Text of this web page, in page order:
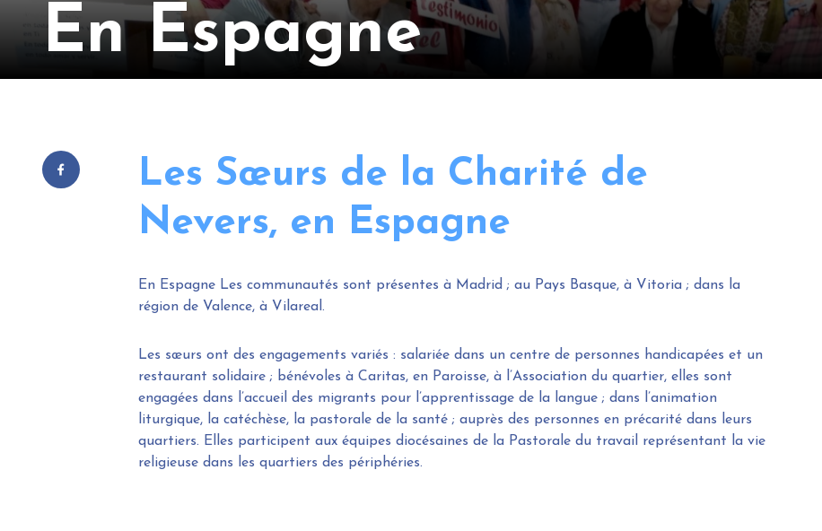
En Espagne
Les Sœurs de la Charité de
Nevers, en Espagne
En Espagne Les communautés sont présentes à Madrid ; au Pays Basque, à Vitoria ; dans la
région de Valence, à Vilareal.
Les sœurs ont des engagements variés : salariée dans un centre de personnes handicapées et un
restaurant solidaire ; bénévoles à Caritas, en Paroisse, à l’Association du quartier, elles sont
engagées dans l’accueil des migrants pour l’apprentissage de la langue ; dans l’animation
liturgique, la catéchèse, la pastorale de la santé ; auprès des personnes en précarité dans leurs
quartiers. Elles participent aux équipes diocésaines de la Pastorale du travail représentant la vie
religieuse dans les quartiers des périphéries.